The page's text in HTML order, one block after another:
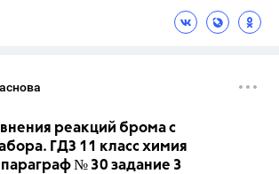
реакций брома с
ГДЗ 11 класс химия
№ 30 задание 3